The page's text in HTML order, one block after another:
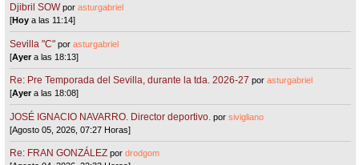
Djibril SOW porasturgabriel
[Hoy a las 11:14]
Sevilla "C"porasturgabriel
[Ayera las 18:13]
Re: Pre Temporada del Sevilla, durante la tda. 2026-27 porasturgabriel
[Ayera las 18:08]
JOSÉ IGNACIO NAVARRO. Director deportivo. porsivigliano
[Agosto 05, 2026, 07:27 Horas]
Re: FRAN GONZÁLEZ pordrodgom